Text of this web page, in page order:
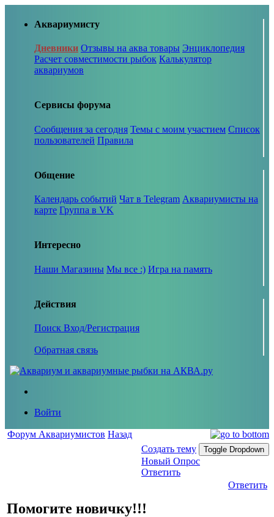
Аквариумисту
Дневники Отзывы на аква товары Энциклопедия
Расчет совместимости рыбок Калькулятор
аквариумов
Сервисы форума
Сообщения за сегодня Темы с моим участием Список
пользователей Правила
Общение
Календарь событий Чат в Telegram Аквариумисты на
карте Группа в VK
Интересно
Наши Магазины Мы все :) Игра на память
Действия
Поиск Вход/Регистрация
Обратная связь
Войти
Форум Аквариумистов Назад
Создать тему
Toggle Dropdown
Новый Опрос
Ответить
Ответить
Помогите новичку!!!